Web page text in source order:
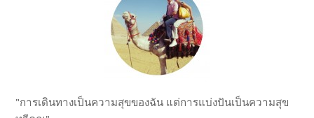
"การเดินทางเป็นความสุขของฉัน แต่การแบ่งปันเป็นความสุข